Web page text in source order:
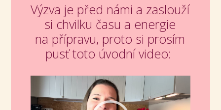
Výzva je před námi a zaslouží
si chvilku času a energie
na přípravu, proto si prosím
pusť toto úvodní video:
Video
přehrávač